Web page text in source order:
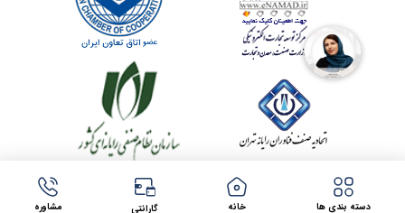
کلیه حقوق این وبسایت برای مینی کامپیوتر محفوظ می باشد.
طراحی سایت در مشهد
شرکت فراتک دسته بندی ها خانه گارانتی مشاوره